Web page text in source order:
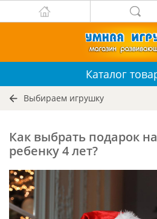
Каталог
Выбираем игрушку
Как выбрать подарок
ребенку 4 лет?